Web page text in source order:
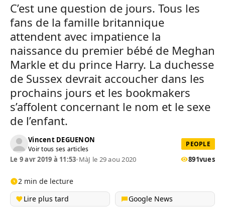
C’est une question de jours. Tous les
fans de la famille britannique
attendent avec impatience la
naissance du premier bébé de Meghan
Markle et du prince Harry. La duchesse
de Sussex devrait accoucher dans les
prochains jours et les bookmakers
s’affolent concernant le nom et le sexe
de l’enfant.
Vincent DEGUENON
Voir tous ses articles
PEOPLE
Le 9 avr 2019 à 11:53•MàJ le 29 aou 2020 891vues
2 min de lecture
Lire plus tard
Google News